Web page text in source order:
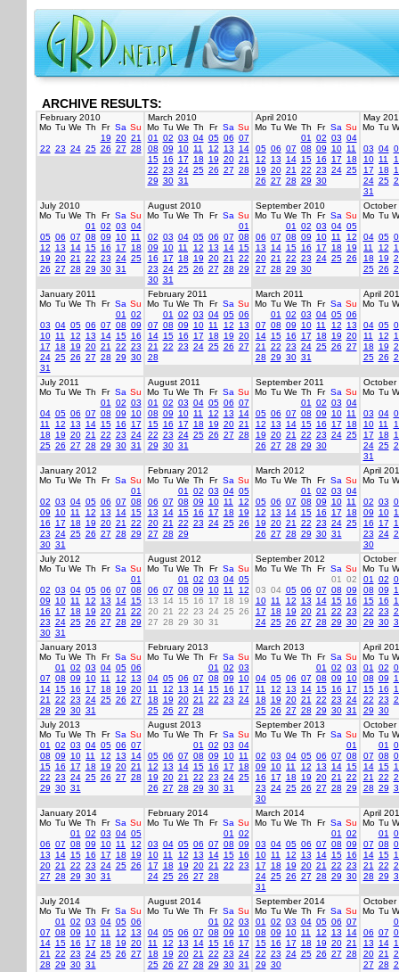
ARCHIVE RESULTS:
February 2010
Mo Tu We Th Fr Sa Su
19 20 21
22 23 24 25 26 27 28
March 2010
Mo Tu We Th Fr Sa Su
01
02 03 04 05 06 07
08 09 10 11 12 13
14
15 16 17 18 19 20 21
22 23 24 25 26 27 28
29 30 31
April 2010
Mo Tu We Th Fr Sa Su
01
02 03 04
05 06 07 08 09 10 11
12
13 14 15 16 17
18
19 20 21 22 23 24 25
26 27 28 29 30
May
Mo Tu
03 04
10 11
17
18
24 25
31
July 2010
Mo Tu We Th Fr Sa Su
01
02 03 04
05 06 07 08 09 10 11
12
13 14 15 16 17
18
19 20 21 22 23 24 25
26 27 28 29 30 31
August 2010
Mo Tu We Th Fr Sa Su
01
02 03 04 05 06 07 08
09
10 11 12 13 14 15
16
17 18 19 20 21
22
23 24 25 26 27 28 29
30 31
September 2010
Mo Tu We Th Fr Sa Su
01
02 03 04 05
06 07 08 09 10 11
12
13
14 15 16 17 18
19
20 21 22 23 24 25 26
27 28 29 30
October
Mo Tu
04 05
11
12
18
19
25 26
January 2011
Mo Tu We Th Fr Sa Su
01
02
03 04 05 06 07 08 09
10 11 12 13 14 15 16
17
18 19 20 21 22 23
24 25 26 27 28 29 30
31
February 2011
Mo Tu We Th Fr Sa Su
01
02 03 04 05 06
07 08 09 10 11 12
13
14 15 16 17 18 19 20
21
22 23 24 25 26 27
28
March 2011
Mo Tu We Th Fr Sa Su
01
02 03 04 05 06
07 08 09 10 11 12
13
14 15 16 17 18 19 20
21
22 23 24 25 26 27
28 29 30 31
April
Mo Tu
04 05
11
12
18
19
25 26
July 2011
Mo Tu We Th Fr Sa Su
01
02 03
04 05 06 07 08 09
10
11
12 13 14 15 16
17
18
19 20 21 22 23 24
25 26 27 28 29 30 31
August 2011
Mo Tu We Th Fr Sa Su
01
02 03 04 05 06 07
08 09 10 11 12 13
14
15 16 17 18 19 20 21
22 23 24 25 26 27 28
29 30 31
September 2011
Mo Tu We Th Fr Sa Su
01
02 03 04
05 06 07 08 09 10 11
12
13 14 15 16 17
18
19 20 21 22 23 24 25
26 27 28 29 30
October
Mo Tu
03 04
10 11
17
18
24 25
31
January 2012
Mo Tu We Th Fr Sa Su
01
02 03 04 05 06 07 08
09
10 11 12 13 14 15
16
17 18 19 20 21
22
23 24 25 26 27 28 29
30 31
February 2012
Mo Tu We Th Fr Sa Su
01
02 03 04 05
06 07 08 09 10 11
12
13
14 15 16 17 18
19
20 21 22 23 24 25 26
27 28 29
March 2012
Mo Tu We Th Fr Sa Su
01
02 03 04
05 06 07 08 09 10 11
12
13 14 15 16 17
18
19 20 21 22 23 24 25
26 27 28 29 30 31
April
Mo Tu
02 03
09
10
16
17
23 24
30
July 2012
Mo Tu We Th Fr Sa Su
01
02 03 04 05 06 07 08
09
10 11 12 13 14 15
16
17 18 19 20 21
22
23 24 25 26 27 28 29
30 31
August 2012
Mo Tu We Th Fr Sa Su
01
02 03 04 05
06 07 08 09 10 11
12
13
14 15 16 17 18
19
20 21 22 23 24 25 26
27 28 29 30 31
September 2012
Mo Tu We Th Fr Sa Su
01
02
03 04 05 06 07 08 09
10 11 12 13 14 15 16
17
18 19 20 21 22 23
24 25 26 27 28 29 30
October
Mo Tu
01
02
08 09
15 16
22 23
29 30
January 2013
Mo Tu We Th Fr Sa Su
01
02 03 04 05 06
07 08 09 10 11 12
13
14 15 16 17 18 19 20
21
22 23 24 25 26 27
28 29 30 31
February 2013
Mo Tu We Th Fr Sa Su
01
02 03
04 05 06 07 08 09
10
11
12 13 14 15 16
17
18
19 20 21 22 23 24
25 26 27 28
March 2013
Mo Tu We Th Fr Sa Su
01
02 03
04 05 06 07 08 09
10
11
12 13 14 15 16
17
18
19 20 21 22 23 24
25 26 27 28 29 30 31
April
Mo Tu
01
02
08 09
15 16
22 23
29 30
July 2013
Mo Tu We Th Fr Sa Su
01
02 03 04 05 06 07
08 09 10 11 12 13
14
15 16 17 18 19 20 21
22 23 24 25 26 27 28
29 30 31
August 2013
Mo Tu We Th Fr Sa Su
01
02 03 04
05 06 07 08 09 10 11
12
13 14 15 16 17
18
19 20 21 22 23 24 25
26 27 28 29 30 31
September 2013
Mo Tu We Th Fr Sa Su
01
02 03 04 05 06 07 08
09
10 11 12 13 14 15
16
17 18 19 20 21
22
23 24 25 26 27 28 29
30
October
Mo Tu
01
07 08
14 15
21
22
28 29
January 2014
Mo Tu We Th Fr Sa Su
01
02 03 04 05
06 07 08 09 10 11
12
13
14 15 16 17 18
19
20 21 22 23 24 25 26
27 28 29 30 31
February 2014
Mo Tu We Th Fr Sa Su
01
02
03 04 05 06 07 08 09
10 11 12 13 14 15 16
17
18 19 20 21 22 23
24 25 26 27 28
March 2014
Mo Tu We Th Fr Sa Su
01
02
03 04 05 06 07 08 09
10 11 12 13 14 15 16
17
18 19 20 21 22 23
24 25 26 27 28 29 30
31
April
Mo Tu
01
07 08
14 15
21
22
28 29
July 2014
Mo Tu We Th Fr Sa Su
01
02 03 04 05 06
07 08 09 10 11 12
13
14 15 16 17 18 19 20
21
22 23 24 25 26 27
28 29 30 31
August 2014
Mo Tu We Th Fr Sa Su
01
02 03
04 05 06 07 08 09
10
11
12 13 14 15 16
17
18
19 20 21 22 23 24
25 26 27 28 29 30 31
September 2014
Mo Tu We Th Fr Sa Su
01
02 03 04 05 06 07
08 09 10 11 12 13
14
15 16 17 18 19 20 21
22 23 24 25 26 27 28
29 30
October
Mo Tu
06 07
13
14
20 21
27 28